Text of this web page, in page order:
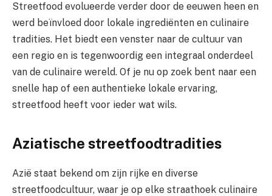
Streetfood evolueerde verder door de eeuwen heen en
werd beïnvloed door lokale ingrediënten en culinaire
tradities. Het biedt een venster naar de cultuur van
een regio en is tegenwoordig een integraal onderdeel
van de culinaire wereld. Of je nu op zoek bent naar een
snelle hap of een authentieke lokale ervaring,
streetfood heeft voor ieder wat wils.
Aziatische streetfoodtradities
Azië staat bekend om zijn rijke en diverse
streetfoodcultuur, waar je op elke straathoek culinaire